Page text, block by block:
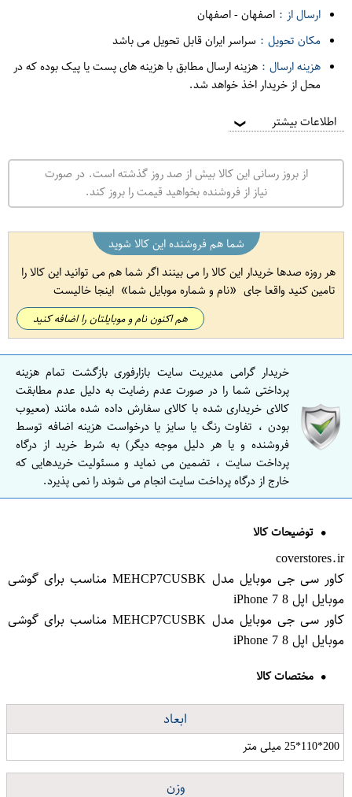
ارسال از : اصفهان-اصفهان
مکان تحویل : سراسر ایران قابل تحویل می باشد
هزینه ارسال : هزینه ارسال مطابق با هزینه های پست یا پیک بوده که در
محل از خریدار اخذ خواهد شد.
اطلاعات بیشتر ❯
از بروز رسانی این کالا بیش از صد روز گذشته است. در صورت
نیاز از فروشنده بخواهید قیمت را بروز کند.
شما هم فروشنده این کالا شوید
هر روزه صدها خریدار این کالا را می بینند اگر شما هم می توانید این کالا را
تامین کنید واقعا جای
نام و شماره موبایل شما اینجا خالیست
هم اکنون نام و موبایلتان را اضافه کنید
خریدار گرامی مدیریت سایت بازارفوری بازگشت تمام هزینه
پرداختی شما را در صورت عدم رضایت به دلیل عدم مطابقت
کالای خریداری شده با کالای سفارش داده شده مانند (معیوب
بودن ، تفاوت رنگ یا سایز یا درخواست هزینه اضافه توسط
فروشنده و یا هر دلیل موجه دیگر) به شرط خرید از درگاه
پرداخت سایت ، تضمین می نماید و مسئولیت خریدهایی که
خارج از درگاه پرداخت سایت انجام می شوند را نمی پذیرد.
توضیحات کالا
coverstores.ir
کاور سی جی موبایل مدل MEHCP7CUSBK مناسب برای گوشی
موبایل اپل iPhone 7 8
کاور سی جی موبایل مدل MEHCP7CUSBK مناسب برای گوشی
موبایل اپل iPhone 7 8
مختصات کالا
ابعاد
200*110*25 میلی متر
وزن